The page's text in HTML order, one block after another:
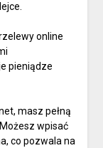
online
pieniądze
masz pełną
wpisać
co pozwala na